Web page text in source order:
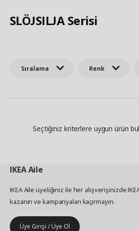
SLÖJSILJA Serisi
Sıralama Renk
Seçtiğiniz kriterlere uygun ürün
IKEAAile
IKEA Aile üyeliğiniz ile her alışverişinizde
kazanın ve kampanyaları kaçırmayın.
Üye Girişi / Üye Ol